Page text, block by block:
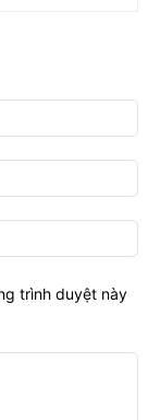
trình duyệt này